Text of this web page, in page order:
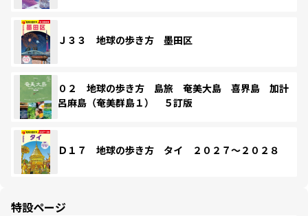
Ｊ３３ 地球の歩き方 墨田区
０２ 地球の歩き方 島旅 奄美大島 喜界島 加計
呂麻島（奄美群島１） ５訂版
Ｄ１７ 地球の歩き方 タイ ２０２７～２０２８
特設ページ